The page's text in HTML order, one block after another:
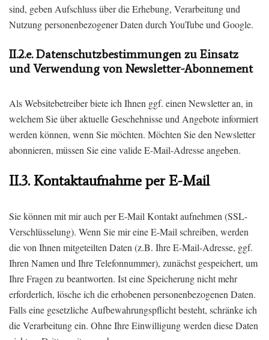
sind, geben Aufschluss über die Erhebung, Verarbeitung und
Nutzung personenbezogener Daten durch YouTube und Google.
II.2.e. Datenschutzbestimmungen zu Einsatz
und Verwendung von Newsletter-Abonnement
Als Websitebetreiber biete ich Ihnen ggf. einen Newsletter an, in
welchem Sie über aktuelle Geschehnisse und Angebote informiert
werden können, wenn Sie möchten. Möchten Sie den Newsletter
abonnieren, müssen Sie eine valide E-Mail-Adresse angeben.
II.3. Kontaktaufnahme per E-Mail
Sie können mit mir auch per E-Mail Kontakt aufnehmen (SSL-
Verschlüsselung). Wenn Sie mir eine E-Mail schreiben, werden
die von Ihnen mitgeteilten Daten (z.B. Ihre E-Mail-Adresse, ggf.
Ihren Namen und Ihre Telefonnummer), zunächst gespeichert, um
Ihre Fragen zu beantworten. Ist eine Speicherung nicht mehr
erforderlich, lösche ich die erhobenen personenbezogenen Daten.
Falls eine gesetzliche Aufbewahrungspflicht besteht, schränke ich
die Verarbeitung ein. Ohne Ihre Einwilligung werden diese Daten